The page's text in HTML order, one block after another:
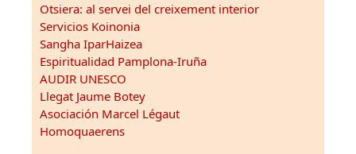
Otsiera: al servei del creixement interior
Servicios Koinonia
Sangha IparHaizea
Espiritualidad Pamplona-Iruña
AUDIR UNESCO
Llegat Jaume Botey
Asociación Marcel Légaut
Homoquaerens